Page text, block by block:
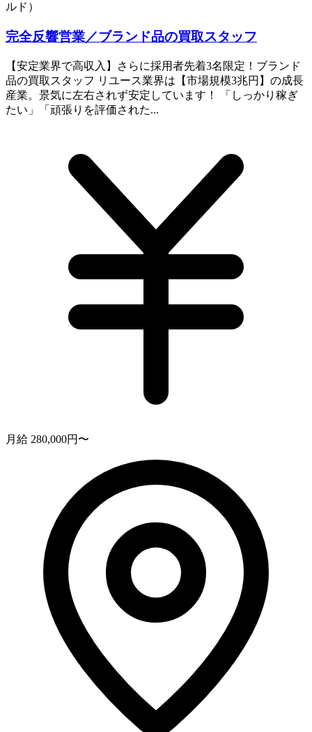
ルド）
完全反響営業／ブランド品の買取スタッフ
【安定業界で高収入】さらに採用者先着3名限定！ブランド
品の買取スタッフ リユース業界は【市場規模3兆円】の成長
産業。景気に左右されず安定しています！ 「しっかり稼ぎ
たい」「頑張りを評価された...
月給 280,000円〜